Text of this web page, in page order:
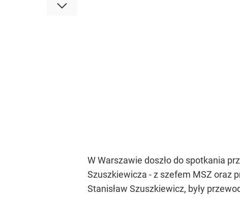
W Warszawie doszło do spotkania
Szuszkiewicza - z szefem MSZ oraz
Stanisław Szuszkiewicz, były